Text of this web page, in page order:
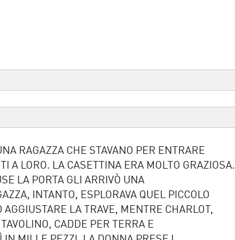
RAGAZZA CHE STAVANO PER ENTRARE
A LORO. LA CASETTINA ERA MOLTO GRAZIOSA.
LA PORTA GLI ARRIVÒ UNA
INTANTO, ESPLORAVA QUEL PICCOLO
AGGIUSTARE LA TRAVE, MENTRE CHARLOT,
CADDE PER TERRA E